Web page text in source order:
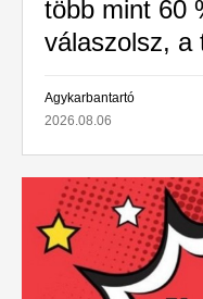
több mint 60
válaszolsz, a
Agykarbantartó
2026.08.06